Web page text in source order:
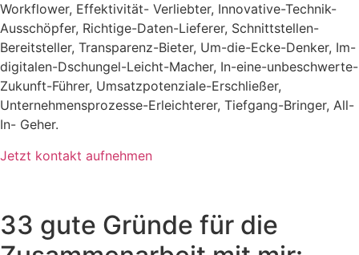
Workflower, Effektivität- Verliebter, Innovative-Technik-
Ausschöpfer, Richtige-Daten-Lieferer, Schnittstellen-
Bereitsteller, Transparenz-Bieter, Um-die-Ecke-Denker, Im-
digitalen-Dschungel-Leicht-Macher, In-eine-unbeschwerte-
Zukunft-Führer, Umsatzpotenziale-Erschließer,
Unternehmensprozesse-Erleichterer, Tiefgang-Bringer, All-
In- Geher.
Jetzt kontakt aufnehmen
33 gute Gründe für die